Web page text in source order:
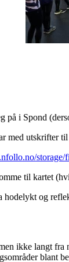
på i Spond
med utskrifter til
storage/
til kartet
hodelykt og
ikke langt
blant